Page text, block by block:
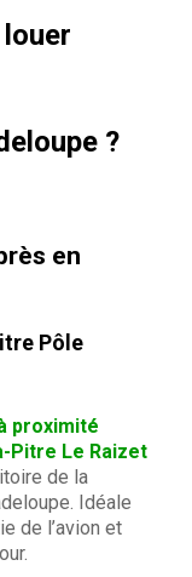
?
en
Pôle
proximité
Pitre Le Raizet
de la
Idéale
de l’avion et